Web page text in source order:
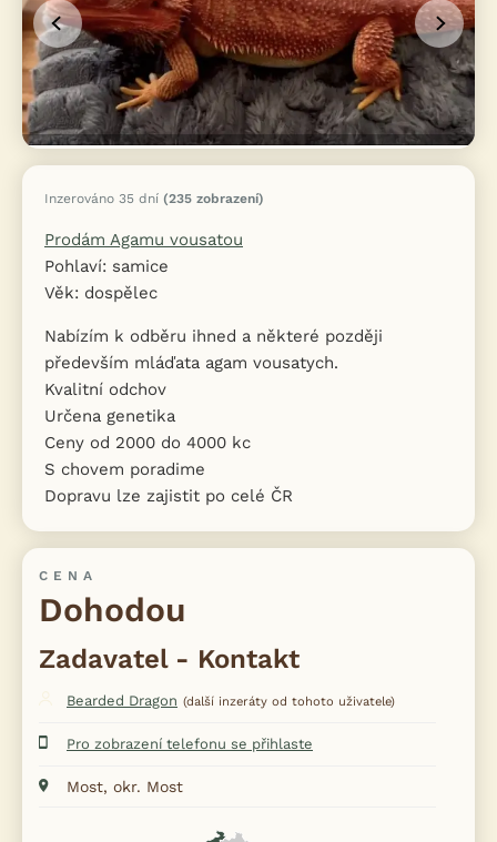
Inzerováno 35 dní (235 zobrazení)
Prodám Agamu vousatou
Pohlaví: samice
Věk: dospělec
Nabízím k odběru ihned a některé později
především mláďata agam vousatych.
Kvalitní odchov
Určena genetika
Ceny od 2000 do 4000 kc
S chovem poradime
Dopravu lze zajistit po celé ČR
CENA
Dohodou
Zadavatel - Kontakt
Bearded Dragon (další inzeráty od tohoto uživatele)
Pro zobrazení telefonu se přihlaste
Most, okr. Most